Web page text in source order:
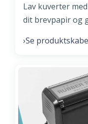
Lav kuverter
dit brevpapir og
›Se